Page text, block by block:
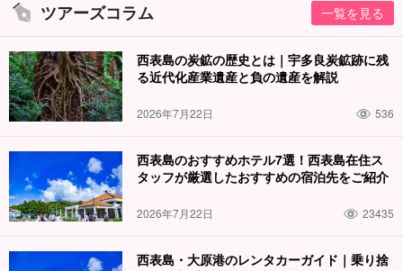
ツアーズコラム 一覧を見る
西表島の炭鉱の歴史とは｜宇多良炭鉱跡に残
る近代化産業遺産と負の遺産を解説
2026年7月22日 536
西表島のおすすめホテル7選！西表島在住ス
タッフが厳選したおすすめの宿泊先をご紹介
2026年7月22日 23435
西表島・大原港のレンタカーガイド｜乗り捨